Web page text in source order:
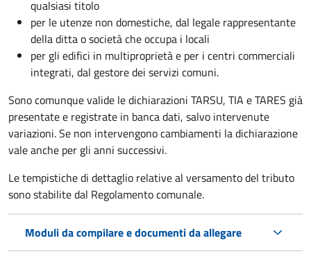
qualsiasi titolo
per le utenze non domestiche, dal legale rappresentante
della ditta o società che occupa i locali
per gli edifici in multiproprietà e per i centri commerciali
integrati, dal gestore dei servizi comuni.
Sono comunque valide le dichiarazioni TARSU, TIA e TARES già
presentate e registrate in banca dati, salvo intervenute
variazioni. Se non intervengono cambiamenti la dichiarazione
vale anche per gli anni successivi.
Le tempistiche di dettaglio relative al versamento del tributo
sono stabilite dal Regolamento comunale.
Moduli da compilare e documenti da allegare